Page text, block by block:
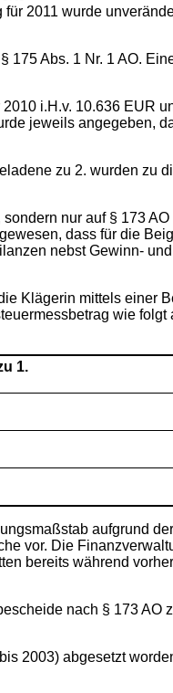
2011 wurde
175 Abs. 1 Nr. 1 AO.
i.H.v. 10.636 EUR
jeweils angegeben,
zu 2. wurden zu
nur auf § 173 AO
dass für die
nebst Gewinn- und
Klägerin mittels einer
wie folgt
1.
aufgrund der
vor. Die
bereits während
nach § 173 AO
2003) abgesetzt